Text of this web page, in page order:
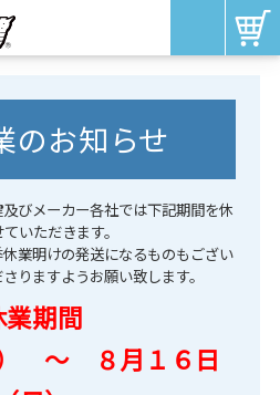
のお知らせ
びメーカー各社では下記期間を休
いただきます。
業明けの発送になるものもござい
りますようお願い致します。
業期間
） ～ ８月１６日